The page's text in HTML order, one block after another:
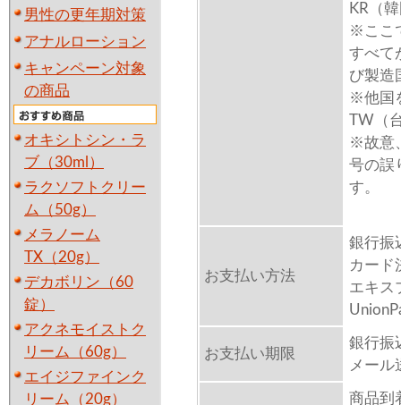
男性の更年期対策
アナルローション
キャンペーン対象
の商品
オキシトシン・ラ
ブ（30ml）
ラクソフトクリー
ム（50g）
メラノーム
TX（20g）
デカボリン（60
錠）
アクネモイストク
リーム（60g）
エイジファインク
リーム（20g）
KR（
※ここ
すべて
び製造
※他国
TW（
※故意
号の誤
す。
お支払い方法
銀行振
カード
エキス
お支払い期限
銀行振
メー
商品到